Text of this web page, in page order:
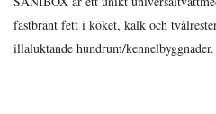
fastbränt fett i köket, kalk och
illaluktande hundrum/kennelbyggnader.